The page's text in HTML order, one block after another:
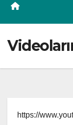
https://